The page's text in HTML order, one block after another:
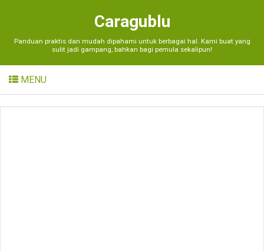
Caragublu
Panduan praktis dan mudah dipahami untuk berbagai hal. Kami buat yang
sulit jadi gampang, bahkan bagi pemula sekalipun!
MENU